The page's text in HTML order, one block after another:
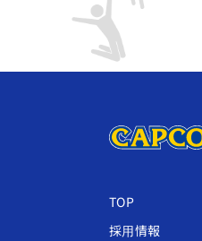
TOP
採⽤情報